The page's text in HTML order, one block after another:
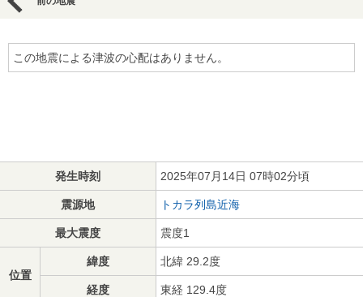
この地震による津波の心配はありません。
発生時刻 2025年07月14日 07時02分頃
震源地 トカラ列島近海
最大震度 震度1
位置
緯度 北緯 29.2度
経度 東経 129.4度